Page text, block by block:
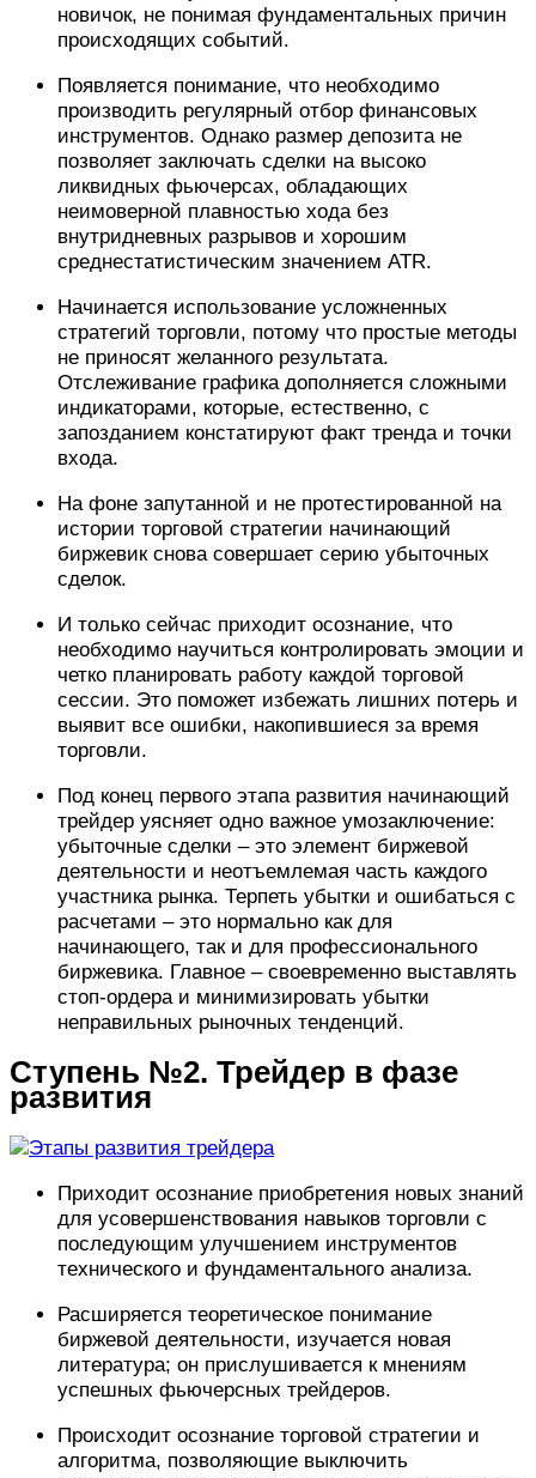
новичок, не понимая фундаментальных причин
происходящих событий.
Появляется понимание, что необходимо
производить регулярный отбор финансовых
инструментов. Однако размер депозита не
позволяет заключать сделки на высоко
ликвидных фьючерсах, обладающих
неимоверной плавностью хода без
внутридневных разрывов и хорошим
среднестатистическим значением ATR.
Начинается использование усложненных
стратегий торговли, потому что простые методы
не приносят желанного результата.
Отслеживание графика дополняется сложными
индикаторами, которые, естественно, с
запозданием констатируют факт тренда и точки
входа.
На фоне запутанной и не протестированной на
истории торговой стратегии начинающий
биржевик снова совершает серию убыточных
сделок.
И только сейчас приходит осознание, что
необходимо научиться контролировать эмоции и
четко планировать работу каждой торговой
сессии. Это поможет избежать лишних потерь и
выявит все ошибки, накопившиеся за время
торговли.
Под конец первого этапа развития начинающий
трейдер уясняет одно важное умозаключение:
убыточные сделки – это элемент биржевой
деятельности и неотъемлемая часть каждого
участника рынка. Терпеть убытки и ошибаться с
расчетами – это нормально как для
начинающего, так и для профессионального
биржевика. Главное – своевременно выставлять
стоп-ордера и минимизировать убытки
неправильных рыночных тенденций.
Ступень №2. Трейдер в фазе
развития
Приходит осознание приобретения новых знаний
для усовершенствования навыков торговли с
последующим улучшением инструментов
технического и фундаментального анализа.
Расширяется теоретическое понимание
биржевой деятельности, изучается новая
литература; он прислушивается к мнениям
успешных фьючерсных трейдеров.
Происходит осознание торговой стратегии и
алгоритма, позволяющие выключить